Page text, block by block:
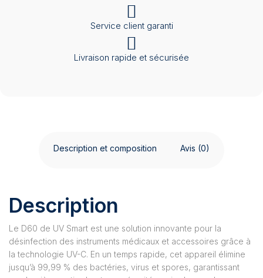
Service client garanti
Livraison rapide et sécurisée
Description et composition Avis (0)
Description
Le D60 de UV Smart est une solution innovante pour la
désinfection des instruments médicaux et accessoires grâce à
la technologie UV-C. En un temps rapide, cet appareil élimine
jusqu’à 99,99 % des bactéries, virus et spores, garantissant